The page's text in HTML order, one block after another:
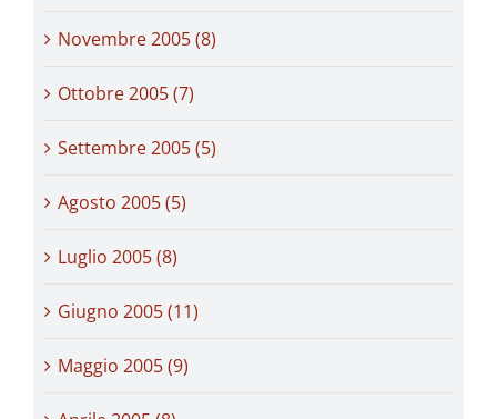
Novembre 2005 (8)
Ottobre 2005 (7)
Settembre 2005 (5)
Agosto 2005 (5)
Luglio 2005 (8)
Giugno 2005 (11)
Maggio 2005 (9)